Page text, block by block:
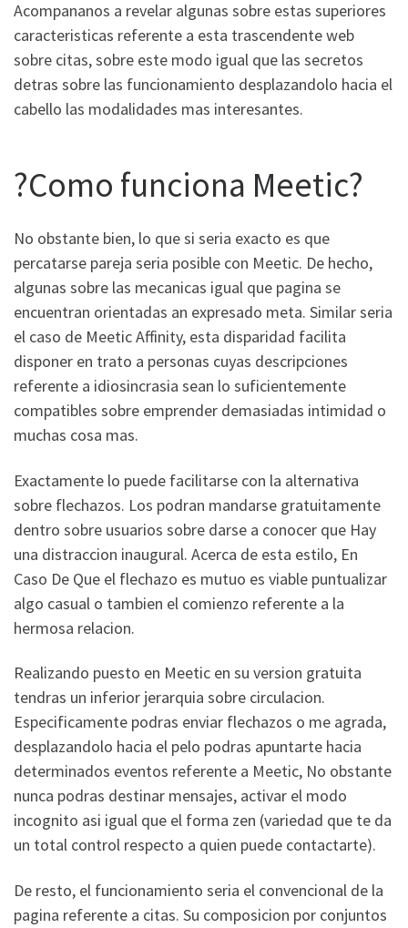
Acompananos a revelar algunas sobre estas superiores
caracteristicas referente a esta trascendente web
sobre citas, sobre este modo igual que las secretos
detras sobre las funcionamiento desplazandolo hacia el
cabello las modalidades mas interesantes.
?Como funciona Meetic?
No obstante bien, lo que si seri­a exacto es que
percatarse pareja seri­a posible con Meetic. De hecho,
algunas sobre las mecanicas igual que pagina se
encuentran orientadas an expresado meta. Similar seri­a
el caso de Meetic Affinity, esta disparidad facilita
disponer en trato a personas cuyas descripciones
referente a idiosincrasia sean lo suficientemente
compatibles sobre emprender demasiadas intimidad o
muchas cosa mas.
Exactamente lo puede facilitarse con la alternativa
sobre flechazos. Los podran mandarse gratuitamente
dentro sobre usuarios sobre darse a conocer que Hay
una distraccion inaugural. Acerca de esta estilo, En
Caso De Que el flechazo es mutuo es viable puntualizar
algo casual o tambien el comienzo referente a la
hermosa relacion.
Realizando puesto en Meetic en su version gratuita
tendras un inferior jerarqui­a sobre circulacion.
Especificamente podras enviar flechazos o me agrada,
desplazandolo hacia el pelo podras apuntarte hacia
determinados eventos referente a Meetic, No obstante
nunca podras destinar mensajes, activar el modo
incognito asi­ igual que el forma zen (variedad que te da
un total control respecto a quien puede contactarte).
De resto, el funcionamiento seri­a el convencional de la
pagina referente a citas. Su composicion por conjuntos